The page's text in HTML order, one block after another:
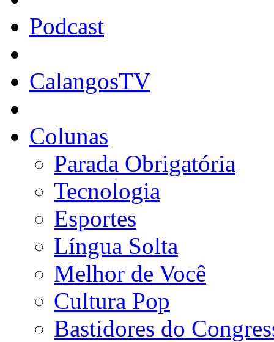
Podcast
CalangosTV
Colunas
Parada Obrigatória
Tecnologia
Esportes
Língua Solta
Melhor de Você
Cultura Pop
Bastidores do